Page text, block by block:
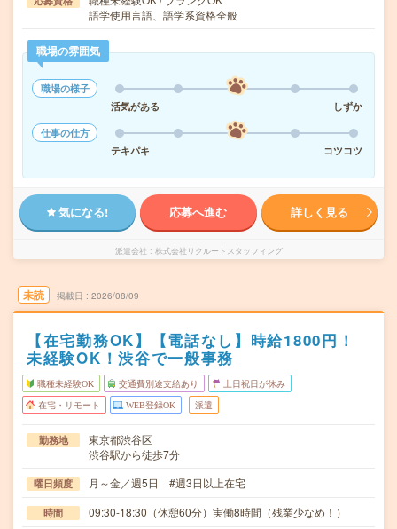
語学使用言語、語学系資格全般
職場の雰囲気
職場の様子
活気がある
しずか
仕事の仕方
テキパキ
コツコツ
気になる! 応募へ進む 詳しく見る
派遣会社 株式会社リクルートスタッフィング
未読 掲載日 2026/08/09
【在宅勤務OK】【電話なし】時給1800円！
未経験OK！渋谷で一般事務
職種未経験OK 交通費別途支給あり 土日祝日が休み
在宅・リモート WEB登録OK 派遣
勤務地
東京都渋谷区
渋谷駅から徒歩7分
曜日頻度 月～金／週5日 #週3日以上在宅
時間 09:30-18:30（休憩60分）実働8時間（残業少なめ！）